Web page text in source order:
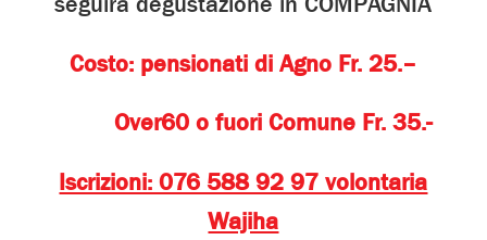
Costo: pensionati di Agno Fr. 25.–
Over60 o fuori Comune Fr. 35.-
Iscrizioni: 076 588 92 97 volontaria
Wajiha